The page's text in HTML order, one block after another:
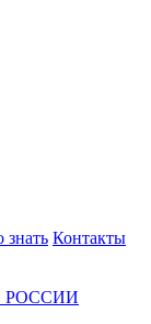
знать Контакты
РОССИИ